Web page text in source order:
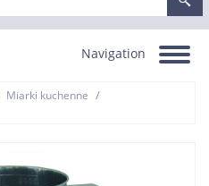
Toggle
Navigation
Miarki kuchenne /